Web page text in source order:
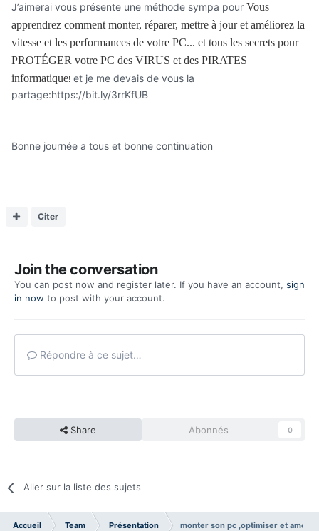
J’aimerai vous présente une méthode sympa pour Vous
apprendrez comment monter, réparer, mettre à jour et améliorez la
vitesse et les performances de votre PC... et tous les secrets pour
PROTÉGER votre PC des VIRUS et des PIRATES
informatique! et je me devais de vous la
partage:https://bit.ly/3rrKfUB
Bonne journée a tous et bonne continuation
Citer
Join the conversation
You can post now and register later. If you have an account, sign
in now to post with your account.
Répondre à ce sujet…
Share Abonnés 0
Aller sur la liste des sujets
Accueil Team Présentation monter son pc ,optimiser et